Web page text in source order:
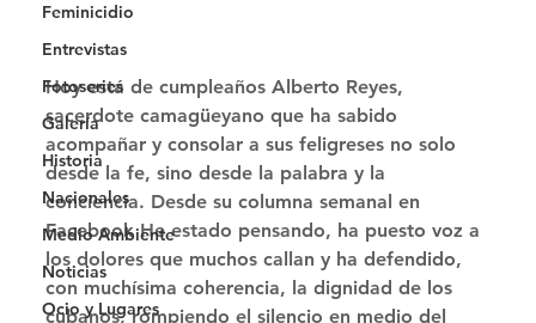
Feminicidio
Entrevistas
Fotoseries
Galería
Historia
Nacionales
Medio Ambiente
Noticias
Ocio y Lugares
Hoy está de cumpleaños Alberto Reyes,
sacerdote camagüeyano que ha sabido
acompañar y consolar a sus feligreses no solo
desde la fe, sino desde la palabra y la
conciencia. Desde su columna semanal en
Facebook He estado pensando, ha puesto voz a
los dolores que muchos callan y ha defendido,
con muchísima coherencia, la dignidad de los
cubanos, rompiendo el silencio en medio del